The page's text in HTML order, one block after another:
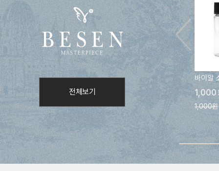
전체보기
바이알
1,000
1,000원